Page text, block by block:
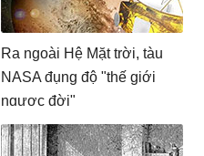
Ra ngoài Hệ Mặt trời, tàu
NASA đụng độ "thế giới
ngược đời"